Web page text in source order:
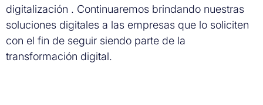
digitalización . Continuaremos brindando nuestras
soluciones digitales a las empresas que lo soliciten
con el fin de seguir siendo parte de la
transformación digital.